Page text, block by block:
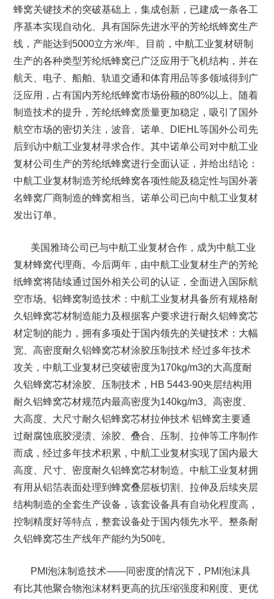
蜂窝关键技术的突破基础上，集成创新，已建成一条各工
序基本实现自动化、具有国际先进水平的芳纶纸蜂窝生产
线，产能达到5000立方米/年。目前，中航工业复材研制
生产的各种类型芳纶纸蜂窝已广泛应用于飞机结构，并在
航天、电子、船舶、轨道交通和体育用品等多领域得到广
泛应用，占有国内芳纶纸蜂窝市场份额的80%以上。随着
制造技术的提升，芳纶纸蜂窝质量更加稳定，吸引了国外
航空市场的密切关注，波音、诺单、DIEHL等国外公司先
后到访中航工业复材寻求合作。其中诺单公司对中航工业
复材公司生产的芳纶纸蜂窝进行全面认证，并给出结论：
中航工业复材制造芳纶纸蜂窝各项性能及稳定性与国外著
名蜂窝厂商制造的蜂窝相当。诺单公司已向中航工业复材
发出订单。
美国雅琦公司已与中航工业复材合作，成为中航工业
复材蜂窝代理商。今后两年，由中航工业复材生产的芳纶
纸蜂窝将陆续通过国外相关公司的认证，全面进入国际航
空市场。铝蜂窝制造技术：中航工业复材具备所有规格耐
久铝蜂窝芯材制造能力及根据客户要求进行耐久铝蜂窝芯
材定制的能力，拥有多项处于国内领先的关键技术：大幅
宽、高密度耐久铝蜂窝芯材涂胶压制技术 经过多年技术
攻关，中航工业复材已突破密度为170kg/m3的大高度耐
久铝蜂窝芯材涂胶、压制技术，HB 5443-90夹层结构用
耐久铝蜂窝芯材规范内最高密度为140kg/m3。高密度、
大高度、大尺寸耐久铝蜂窝芯材拉伸技术 铝蜂窝主要通
过耐腐蚀底胶浸渍、涂胶、叠合、压制、拉伸等工序制作
而成，经过多年技术积累，中航工业复材实现了国内最大
高度、尺寸、密度耐久铝蜂窝芯材制造。中航工业复材拥
有用从铝箔表面处理到蜂窝叠层板切割、拉伸及后续夹层
结构制造的全套生产设备，该套设备具有自动化程度高，
控制精度好等特点，整套设备处于国内领先水平。整条耐
久铝蜂窝芯生产线年产能约为50吨。
PMI泡沫制造技术——同密度的情况下，PMI泡沫具
有比其他聚合物泡沫材料更高的抗压缩强度和刚度、更优